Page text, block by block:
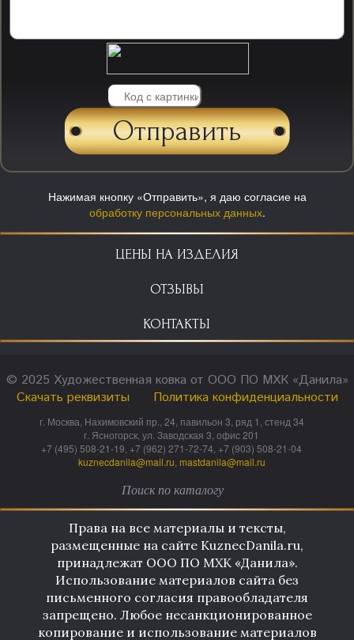
Нажимая кнопку «Отправить», я даю согласие на
обработку персональных данных.
ЦЕНЫ НА ИЗДЕЛИЯ
ОТЗЫВЫ
КОНТАКТЫ
© 2025 Художественная ковка от ООО ПО МХК «Данила»
Скачать реквизиты
Политика конфиденциальности
г. Москва, Нахимовский пр., 24, павильон 3, ряд 1, стенд 34
г. Ясногорск, ул. Заводская 3, офис 201
+7 (495) 508-21-19, +7 (962) 271-72-74, +7 (903) 508-21-04
kuznecdanila@mail.ru mastdanila@mail.ru
Права на все материалы и тексты,
размещенные на сайте KuznecDanila.ru,
принадлежат ООО ПО МХК «Данила».
Использование материалов сайта без
письменного согласия правообладателя
запрещено. Любое несанкционированное
копирование и использование материалов